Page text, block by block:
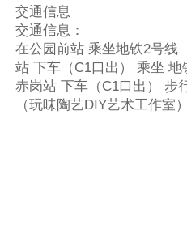
交通信息
交通信息：
在公园前站 乘坐地铁2号线
站 下车（C1口出） 乘坐
赤岗站 下车（C1口出） 步
（玩味陶艺DIY艺术工作室）